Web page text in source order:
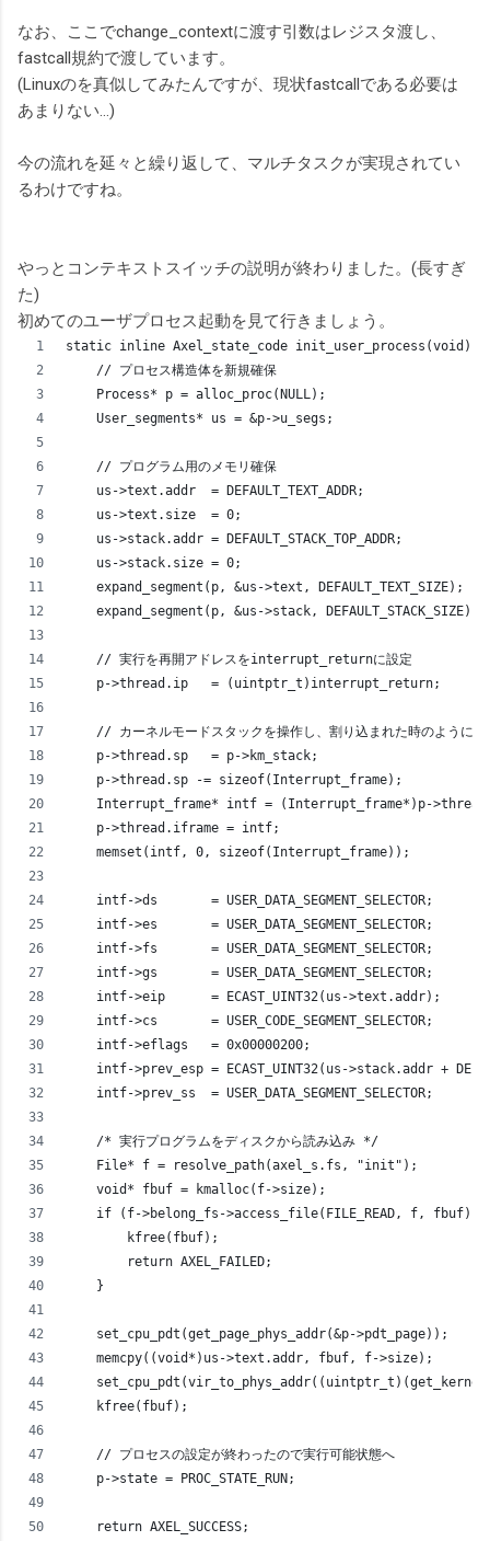
なお、ここでchange_contextに渡す引数はレジスタ渡し、
fastcall規約で渡しています。
(Linuxのを真似してみたんですが、現状fastcallである必要は
あまりない…)
今の流れを延々と繰り返して、マルチタスクが実現されてい
るわけですね。
やっとコンテキストスイッチの説明が終わりました。(長すぎ
た)
初めてのユーザプロセス起動を見て行きましょう。
static inline Axel_state_code init_user_process(void) {
    // プロセス構造体を新規確保
    Process* p = alloc_proc(NULL);
    User_segments* us = &p->u_segs;
    // プログラム用のメモリ確保
    us->text.addr  = DEFAULT_TEXT_ADDR;
    us->text.size  = 0;
    us->stack.addr = DEFAULT_STACK_TOP_ADDR;
    us->stack.size = 0;
    expand_segment(p, &us->text, DEFAULT_TEXT_SIZE);
    expand_segment(p, &us->stack, DEFAULT_STACK_SIZE);
    // 実行を再開アドレスをinterrupt_returnに設定
    p->thread.ip   = (uintptr_t)interrupt_return;
// カーネルモードスタックを操作し、割り込まれた時のように設
    p->thread.sp   = p->km_stack;
    p->thread.sp -= sizeof(Interrupt_frame);
Interrupt_frame* intf = (Interrupt_frame*)p-
    p->thread.iframe = intf;
    memset(intf, 0, sizeof(Interrupt_frame));
    intf->ds       = USER_DATA_SEGMENT_SELECTOR;
    intf->es       = USER_DATA_SEGMENT_SELECTOR;
    intf->fs       = USER_DATA_SEGMENT_SELECTOR;
    intf->gs       = USER_DATA_SEGMENT_SELECTOR;
    intf->eip      = ECAST_UINT32(us->text.addr);
    intf->cs       = USER_CODE_SEGMENT_SELECTOR;
    intf->eflags   = 0x00000200;
intf->prev_esp = ECAST_UINT32(us->stack.addr +
    intf->prev_ss  = USER_DATA_SEGMENT_SELECTOR;
    /* 実行プログラムをディスクから読み込み */
    File* f = resolve_path(axel_s.fs, "init");
    void* fbuf = kmalloc(f->size);
if (f->belong_fs->access_file(FILE_READ, f, fbuf)
        kfree(fbuf);
        return AXEL_FAILED;
    }
    set_cpu_pdt(get_page_phys_addr(&p->pdt_page));
    memcpy((void*)us->text.addr, fbuf, f->size);
    kfree(fbuf);
    // プロセスの設定が終わったので実行可能状態へ
    p->state = PROC_STATE_RUN;
    return AXEL_SUCCESS;